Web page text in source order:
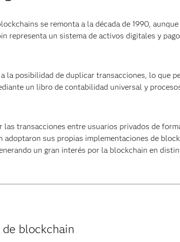
se remonta a la década de 1990,
representa un sistema de activos digitales y
la posibilidad de duplicar transacciones, lo que
un libro de contabilidad universal y
transacciones entre usuarios privados de
sus propias implementaciones de
un gran interés por la blockchain en
blockchain